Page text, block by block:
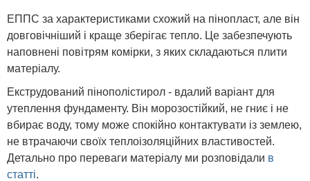
ЕППС за характеристиками схожий на пінопласт, але він
довговічніший і краще зберігає тепло. Це забезпечують
наповнені повітрям комірки, з яких складаються плити
матеріалу.
Екструдований пінополістирол - вдалий варіант для
утеплення фундаменту. Він морозостійкий, не гниє і не
вбирає воду, тому може спокійно контактувати із землею,
не втрачаючи своїх теплоізоляційних властивостей.
Детально про переваги матеріалу ми розповідали в
статті.